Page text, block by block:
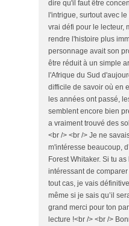
dire qu'il faut être
l'intrigue, surtout avec
vrai défi pour le lecteur,
rendre l'histoire plus
personnage avait son
être réduit à un simple
l'Afrique du Sud
difficile de savoir où en
les années ont passé,
semblent encore bien
a vraiment trouvé des
<br /> <br /> Je ne
m'intéresse beaucoup,
Forest Whitaker. Si tu
intéressant de
tout cas, je vais
même si je sais qu’il
grand merci pour ton
lecture !<br /> <br />